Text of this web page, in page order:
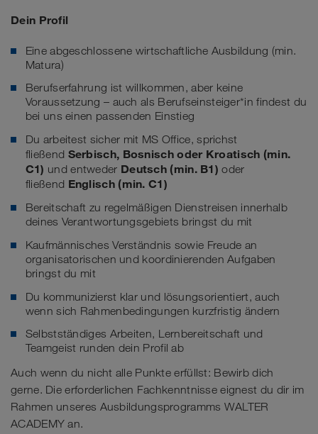
Dein Profil
Eine abgeschlossene wirtschaftliche Ausbildung (min.
Matura)
Berufserfahrung ist willkommen, aber keine
Voraussetzung – auch als Berufseinsteiger*in findest du
bei uns einen passenden Einstieg
Du arbeitest sicher mit MS Office, sprichst
fließend Serbisch, Bosnischoder Kroatisch (min.
C1) und entweder Deutsch (min. B1)oder
fließend Englisch (min. C1)
Bereitschaft zu regelmäßigen Dienstreisen innerhalb
deines Verantwortungsgebiets bringst du mit
Kaufmännisches Verständnis sowie Freude an
organisatorischen und koordinierenden Aufgaben
bringst du mit
Du kommunizierst klar und lösungsorientiert, auch
wenn sich Rahmenbedingungen kurzfristig ändern
Selbstständiges Arbeiten, Lernbereitschaft und
Teamgeist runden dein Profil ab
Auch wenn du nicht alle Punkte erfüllst: Bewirb dich
gerne. Die erforderlichen Fachkenntnisse eignest du dir im
Rahmen unseres Ausbildungsprogramms WALTER
ACADEMY an.